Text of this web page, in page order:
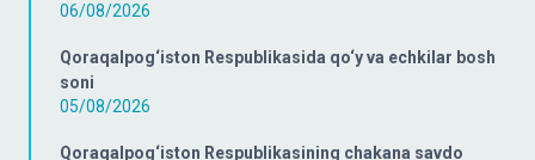
06/08/2026
Qoraqalpog‘iston Respublikasida qo‘y va echkilar bosh
soni
05/08/2026
Qoraqalpog‘iston Respublikasining chakana savdo